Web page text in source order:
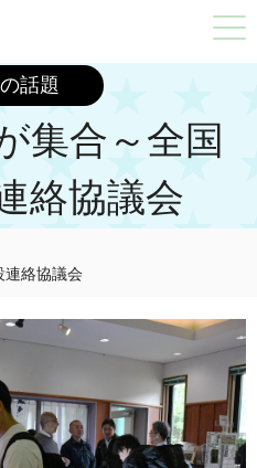
話題
集合～全国
絡協議会
連絡協議会